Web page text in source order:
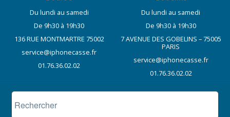
Du lundi au samedi
De 9h30 à 19h30
136 RUE MONTMARTRE 75002
service@iphonecasse.fr
01.76.36.02.02
Du lundi au samedi
De 9h30 à 19h30
7 AVENUE DES GOBELINS – 75005
PARIS
service@iphonecasse.fr
01.76.36.02.02